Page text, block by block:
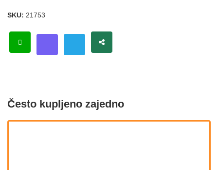
SKU: 21753
Često kupljeno zajedno